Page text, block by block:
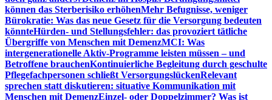
können das Sterberisiko erhöhenMehr Befugnisse, weniger
Bürokratie: Was das neue Gesetz für die Versorgung bedeuten
könnteHürden- und Stellungsfehler: das provoziert tätliche
Übergriffe von Menschen mit DemenzMCI: Was
intergenerationelle Aktiv-Programme leisten müssen – und
Betroffene brauchenKontinuierliche Begleitung durch geschulte
Pflegefachpersonen schließt VersorgungslückenRelevant
sprechen statt diskutieren: situative Kommunikation mit
Menschen mit DemenzEinzel- oder Doppelzimmer? Was ist